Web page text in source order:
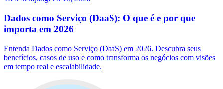
Dados como Serviço (DaaS): O que é e por que
importa em 2026
Entenda Dados como Serviço (DaaS) em 2026. Descubra seus
benefícios, casos de uso e como transforma os negócios com visões
em tempo real e escalabilidade.